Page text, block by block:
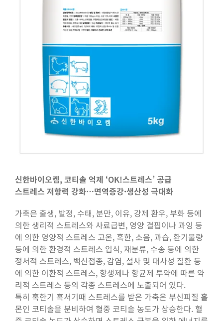
신한바이오켐, 코티솔 억제 ‘OK!스트레스’ 공급
스트레스 저항력 강화…면역증강·생산성 극대화
가축은 출생, 발정, 수태, 분만, 이유, 강제 환우, 부화 등에
의한 생리적 스트레스와 사료급변, 영양 결핍이나 과잉 등
에 의한 영양적 스트레스 고온, 혹한, 소음, 과습, 환기불량
등에 의한 환경적 스트레스 입식, 재분류, 수송 등에 의한
정서적 스트레스, 백신접종, 감염, 설사 및 대사성 질환 등
에 의한 이환적 스트레스, 항생제나 항균제 투약에 따른 약
리적 스트레스 등의 각종 스트레스에 노출되어 있다.
특히 혹한기 혹서기때 스트레스를 받은 가축은 부신피질 홀
몬인 코티솔을 분비하여 혈중 코티솔 농도가 상승한다. 혈